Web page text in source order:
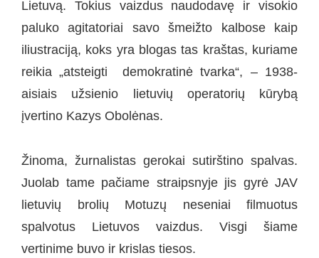
Lietuvą. Tokius vaizdus naudodavę ir visokio
paluko agitatoriai savo šmeižto kalbose kaip
iliustraciją, koks yra blogas tas kraštas, kuriame
reikia „atsteigti demokratinė tvarka“, – 1938-
aisiais užsienio lietuvių operatorių kūrybą
įvertino Kazys Obolėnas.
Žinoma, žurnalistas gerokai sutirštino spalvas.
Juolab tame pačiame straipsnyje jis gyrė JAV
lietuvių brolių Motuzų neseniai filmuotus
spalvotus Lietuvos vaizdus. Visgi šiame
vertinime buvo ir krislas tiesos.